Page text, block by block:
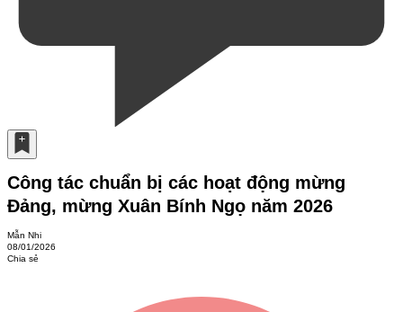
Công tác chuẩn bị các hoạt động mừng
Đảng, mừng Xuân Bính Ngọ năm 2026
Mẫn Nhi
08/01/2026
Chia sẻ